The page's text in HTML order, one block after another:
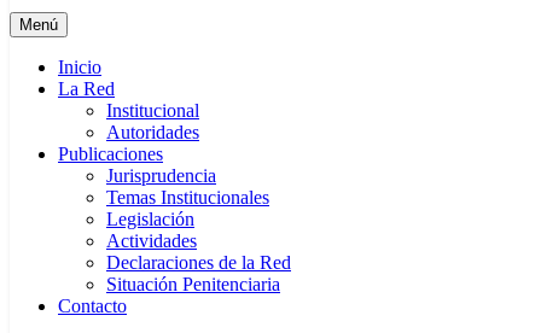
Menú
Inicio
La Red
Institucional
Autoridades
Publicaciones
Jurisprudencia
Temas Institucionales
Legislación
Actividades
Declaraciones de la Red
Situación Penitenciaria
Contacto